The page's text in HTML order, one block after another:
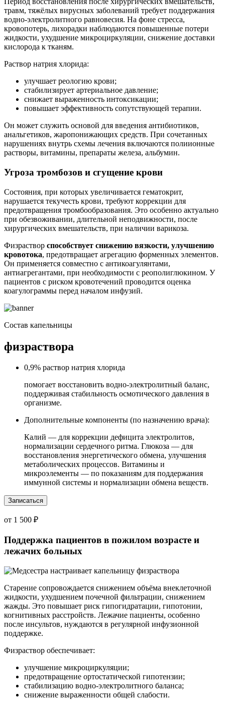
травм, тяжёлых вирусных заболеваний требует поддержания
водно-электролитного равновесия. На фоне стресса,
кровопотерь, лихорадки наблюдаются повышенные потери
жидкости, ухудшение микроциркуляции, снижение доставки
кислорода к тканям.
Раствор натрия хлорида:
улучшает реологию крови;
стабилизирует артериальное давление;
снижает выраженность интоксикации;
повышает эффективность сопутствующей терапии.
Он может служить основой для введения антибиотиков,
анальгетиков, жаропонижающих средств. При сочетанных
нарушениях внутрь схемы лечения включаются полиионные
растворы, витамины, препараты железа, альбумин.
Угроза тромбозов и сгущение крови
Состояния, при которых увеличивается гематокрит,
нарушается текучесть крови, требуют коррекции для
предотвращения тромбообразования. Это особенно актуально
при обезвоживании, длительной неподвижности, после
хирургических вмешательств, при наличии варикоза.
Физраствор способствует снижению вязкости, улучшению
кровотока, предотвращает агрегацию форменных элементов.
Он применяется совместно с антикоагулянтами,
антиагрегантами, при необходимости с реополиглюкином. У
пациентов с риском кровотечений проводится оценка
коагулограммы перед началом инфузий.
Состав капельницы
физраствора
0,9% раствор натрия хлорида
помогает восстановить водно-электролитный баланс,
поддерживая стабильность осмотического давления в
организме.
Дополнительные компоненты (по назначению врача):
Калий — для коррекции дефицита электролитов,
нормализации сердечного ритма. Глюкоза — для
восстановления энергетического обмена, улучшения
метаболических процессов. Витамины и
микроэлементы — по показаниям для поддержания
иммунной системы и нормализации обмена веществ.
Записаться
от 1 500 ₽
Поддержка пациентов в пожилом возрасте и
лежачих больных
Старение сопровождается снижением объёма внеклеточной
жидкости, ухудшением почечной фильтрации, снижением
жажды. Это повышает риск гипогидратации, гипотонии,
когнитивных расстройств. Лежачие пациенты, особенно
после инсультов, нуждаются в регулярной инфузионной
поддержке.
Физраствор обеспечивает:
улучшение микроциркуляции;
предотвращение ортостатической гипотензии;
стабилизацию водно-электролитного баланса;
снижение выраженности общей слабости.